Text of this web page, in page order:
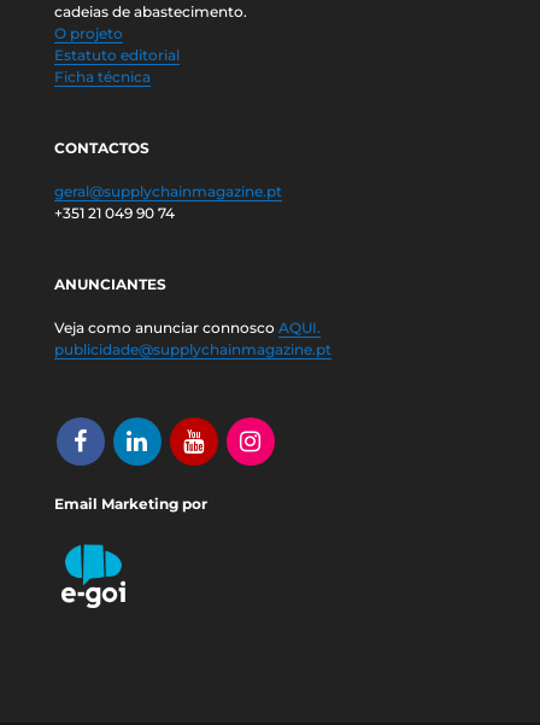
cadeias de abastecimento.
O projeto
Estatuto editorial
Ficha técnica
CONTACTOS
geral@supplychainmagazine.pt
+351 21 049 90 74
ANUNCIANTES
Veja como anunciar connosco AQUI.
publicidade@supplychainmagazine.pt
Email Marketing por